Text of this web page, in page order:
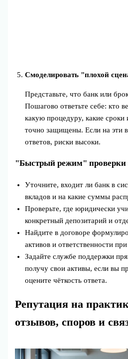
Смоделировать "плохой
Представьте, что банк или
Пошагово ответьте себе: кто
какую процедуру, какие
точно защищены. Если на эти
ответов, риски высоки.
"Быстрый режим" проверки
Уточните, входит ли банк в
вкладов и на какие суммы
Проверьте, где юридически
конкретный депозитарий и
Найдите в договоре
активов и ответственности
Задайте службе поддержки
получу свои активы, если вы
оцените чёткость ответа.
Репутация на
отзывов, споров и